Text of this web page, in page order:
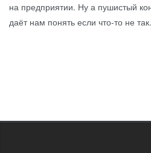
на предприятии. Ну а пушистый
даёт нам понять если что-то не так.